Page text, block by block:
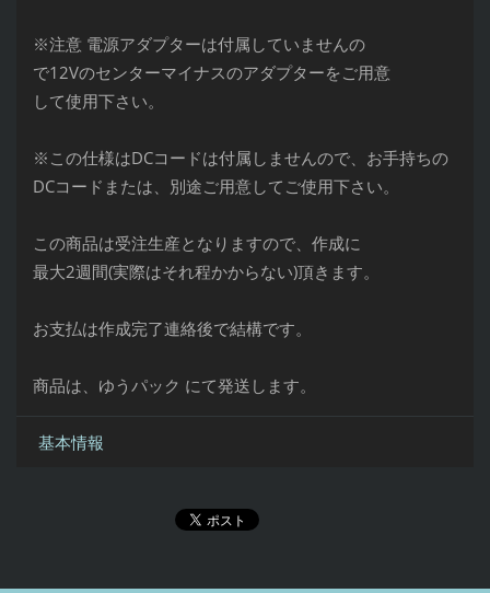
※注意 電源アダプターは付属していませんの
で12Vのセンターマイナスのアダプターをご用意
して使用下さい。
※この仕様はDCコードは付属しませんので、お手持ちの
DCコードまたは、別途ご用意してご使用下さい。
この商品は受注生産となりますので、作成に
最大2週間(実際はそれ程かからない)頂きます。
お支払は作成完了連絡後で結構です。
商品は、ゆうパック にて発送します。
基本情報